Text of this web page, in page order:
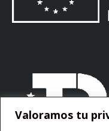
Valoramos tu